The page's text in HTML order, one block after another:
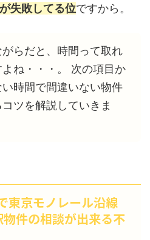
失敗してる位ですから。
らだと、時間って取れ
ね・・・。 次の項目か
い時間で間違いない物件
ツを解説していきま
東京モノレール沿線
件の相談が出来る不